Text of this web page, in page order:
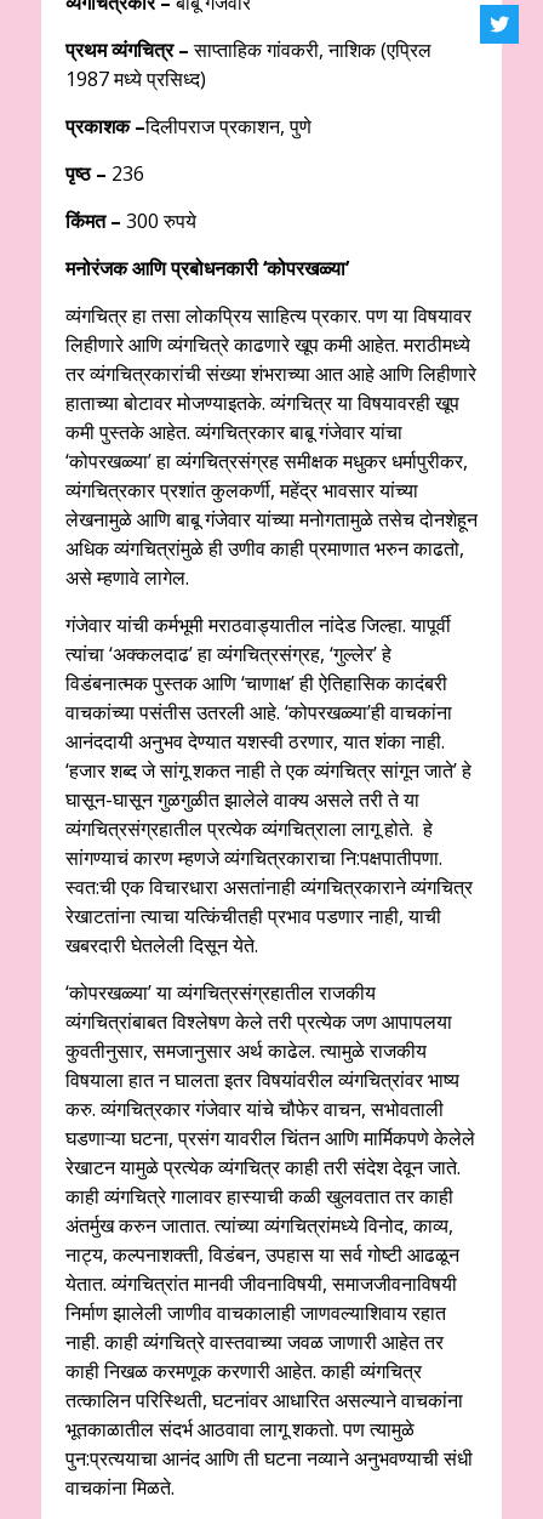
प्रथम व्‍यंगचित्र –साप्‍ताहिक गांवकरी, नाशिक (एप्रिल
1987 मध्‍ये प्रसिध्‍द)
प्रकाशक –दिलीपराज प्रकाशन, पुणे
पृष्‍ठ – 236
किंमत – 300 रुपये
मनोरंजक आणि प्रबोधनकारी ‘कोपरखळ्या’
व्‍यंगचित्र हा तसा लोकप्रिय साहित्‍य प्रकार. पण या विषयावर
लिहीणारे आणि व्‍यंगचित्रे काढणारे खूप कमी आहेत. मराठीमध्‍ये
तर व्‍यंगचित्रकारांची संख्‍या शंभराच्‍या आत आहे आणि लिहीणारे
हाताच्‍या बोटावर मोजण्‍याइतके. व्‍यंगचित्र या विषयावरही खूप
कमी पुस्‍तके आहेत. व्‍यंगचित्रकार बाबू गंजेवार यांचा
‘कोपरखळ्या’ हा व्‍यंगचित्रसंग्रह समीक्षक मधुकर धर्मापुरीकर,
व्‍यंगचित्रकार प्रशांत कुलकर्णी, महेंद्र भावसार यांच्‍या
लेखनामुळे आणि बाबू गंजेवार यांच्‍या मनोगतामुळे तसेच दोनशेहून
अधिक व्‍यंगचित्रांमुळे ही उणीव काही प्रमाणात भरुन काढतो,
असे म्‍हणावे लागेल.
गंजेवार यांची कर्मभूमी मराठवाड्यातील नांदेड जिल्‍हा. यापूर्वी
त्‍यांचा ‘अक्‍कलदाढ’ हा व्‍यंगचित्रसंग्रह, ‘गुल्‍लेर’ हे
विडंबनात्‍मक पुस्‍तक आणि ‘चाणाक्ष’ ही ऐतिहासिक कादंबरी
वाचकांच्‍या पसंतीस उतरली आहे. ‘कोपरखळ्या’ही वाचकांना
आनंददायी अनुभव देण्‍यात यशस्‍वी ठरणार, यात शंका नाही.
‘हजार शब्‍द जे सांगू शकत नाही ते एक व्‍यंगचित्र सांगून जाते’ हे
घासून-घासून गुळगुळीत झालेले वाक्‍य असले तरी ते या
व्‍यंगचित्रसंग्रहातील प्रत्‍येक व्‍यंगचित्राला लागू होते. हे
सांगण्‍याचं कारण म्‍हणजे व्‍यंगचित्रकाराचा नि:पक्षपातीपणा.
स्‍वत:ची एक विचारधारा असतांनाही व्‍यंगचित्रकाराने व्‍यंगचित्र
रेखाटतांना त्‍याचा यत्किंचीतही प्रभाव पडणार नाही, याची
खबरदारी घेतलेली दिसून येते.
‘कोपरखळ्या’ या व्‍यंगचित्रसंग्रहातील राजकीय
व्‍यंगचित्रांबाबत विश्‍लेषण केले तरी प्रत्‍येक जण आपापलया
कुवतीनुसार, समजानुसार अर्थ काढेल. त्‍यामुळे राजकीय
विषयाला हात न घालता इतर विषयांवरील व्‍यंगचित्रांवर भाष्‍य
करु. व्‍यंगचित्रकार गंजेवार यांचे चौफेर वाचन, सभोवताली
घडणाऱ्या घटना, प्रसंग यावरील चिंतन आणि मार्मिकपणे केलेले
रेखाटन यामुळे प्रत्‍येक व्‍यंगचित्र काही तरी संदेश देवून जाते.
काही व्‍यंगचित्रे गालावर हास्‍याची कळी खुलवतात तर काही
अंतर्मुख करुन जातात. त्‍यांच्‍या व्‍यंगचित्रांमध्‍ये विनोद, काव्‍य,
नाट्य, कल्‍पनाशक्‍ती, विडंबन, उपहास या सर्व गोष्‍टी आढळून
येतात. व्‍यंगचित्रांत मानवी जीवनाविषयी, समाजजीवनाविषयी
निर्माण झालेली जाणीव वाचकालाही जाणवल्याशिवाय रहात
नाही. काही व्‍यंगचित्रे वास्‍तवाच्‍या जवळ जाणारी आहेत तर
काही निखळ करमणूक करणारी आहेत. काही व्‍यंगचित्र
तत्‍कालिन परिस्थिती, घटनांवर आधारित असल्‍याने वाचकांना
भूतकाळातील संदर्भ आठवावा लागू शकतो. पण त्‍यामुळे
पुन:प्रत्ययाचा आनंद आणि ती घटना नव्‍याने अनुभवण्‍याची संधी
वाचकांना मिळते.